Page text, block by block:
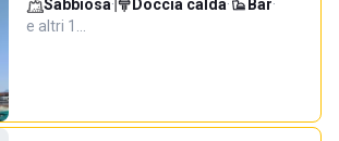
Sabbiosa· Doccia calda· Bar·
e altri 1…